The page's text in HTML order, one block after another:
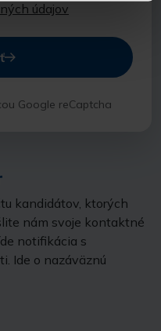
údajov
Google reCaptcha
kandidátov, ktorých
nám svoje kontaktné
notifikácia s
Ide o nazáväznú